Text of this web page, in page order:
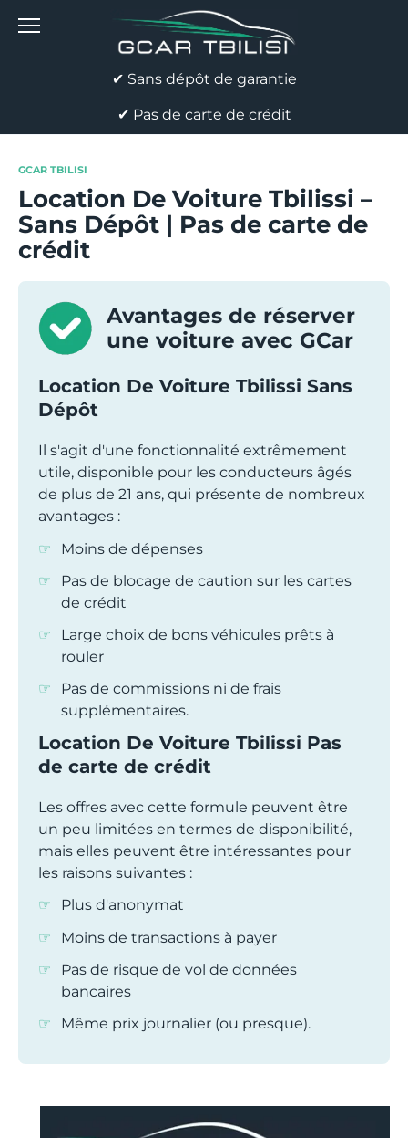
✔ Sans dépôt de garantie
✔ Pas de carte de crédit
GCAR TBILISI
Location De Voiture Tbilissi –
Sans Dépôt | Pas de carte de
crédit
Avantages de réserver
une voiture avec GCar
Location De Voiture Tbilissi Sans
Dépôt
Il s'agit d'une fonctionnalité extrêmement
utile, disponible pour les conducteurs âgés
de plus de 21 ans, qui présente de nombreux
avantages :
Moins de dépenses
Pas de blocage de caution sur les cartes
de crédit
Large choix de bons véhicules prêts à
rouler
Pas de commissions ni de frais
supplémentaires.
Location De Voiture Tbilissi Pas
de carte de crédit
Les offres avec cette formule peuvent être
un peu limitées en termes de disponibilité,
mais elles peuvent être intéressantes pour
les raisons suivantes :
Plus d'anonymat
Moins de transactions à payer
Pas de risque de vol de données
bancaires
Même prix journalier (ou presque).